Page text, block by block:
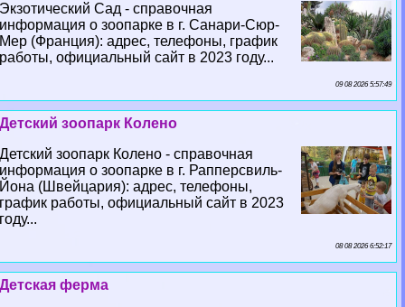
Экзотический Сад - справочная
информация о зоопарке в г. Санари-Сюр-
Мер (Франция): адрес, телефоны, график
работы, официальный сайт в 2023 году...
09 08 2026 5:57:49
Детский зоопарк Колено
Детский зоопарк Колено - справочная
информация о зоопарке в г. Рапперсвиль-
Йона (Швейцария): адрес, телефоны,
график работы, официальный сайт в 2023
году...
08 08 2026 6:52:17
Детская ферма